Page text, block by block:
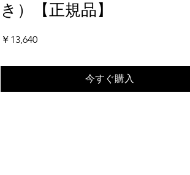
き）【正規品】
￥13,640価
今すぐ購入